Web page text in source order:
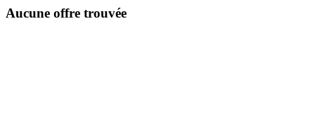
Aucune offre trouvée